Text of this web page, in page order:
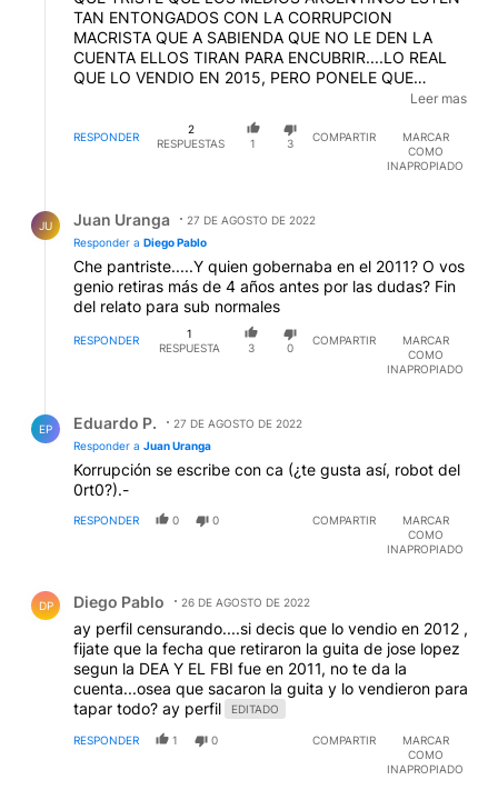
TAN ENTONGADOS CON LA CORRUPCION
MACRISTA QUE A SABIENDA QUE NO LE DEN LA
CUENTA ELLOS TIRAN PARA ENCUBRIR....LO REAL
QUE LO VENDIO EN 2015, PERO PONELE QUE
DOCUMENTO DEL FBI Y LA DEA DICE QUE LA PLATA
LA RETIRARON EN 2011 Y QUE EL DUEÑO ES
SANCHEZ CORDOVA, TESORERO DE MACRI Y
Leer mas
RESPONDER
2
RESPUESTAS
1 3
COMPARTIR
MARCAR
COMO
INAPROPIADO
JU Juan Uranga
27 DE AGOSTO DE 2022
Responder a Diego Pablo
Che pantriste.....Y quien gobernaba en el 2011? O vos
genio retiras más de 4 años antes por las dudas? Fin
del relato para sub normales
RESPONDER
1
RESPUESTA
3 0
COMPARTIR
MARCAR
COMO
INAPROPIADO
EP Eduardo P.
27 DE AGOSTO DE 2022
Responder a Juan Uranga
Korrupción se escribe con ca (¿te gusta así, robot del
0rt0?).-
RESPONDER 0 0 COMPARTIR
MARCAR
COMO
INAPROPIADO
DP Diego Pablo 26 DE AGOSTO DE 2022
ay perfil censurando....si decis que lo vendio en 2012 ,
fijate que la fecha que retiraron la guita de jose lopez
segun la DEA Y EL FBI fue en 2011, no te da la
cuenta...osea que sacaron la guita y lo vendieron para
tapar todo? ay perfil
EDITADO
RESPONDER 1 0 COMPARTIR
MARCAR
COMO
INAPROPIADO